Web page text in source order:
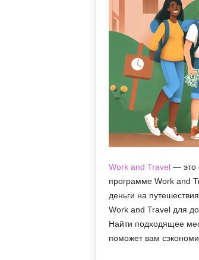
Work and Travel— это
программе Work and
деньги на
Work and Travel для
Найти подходящее
поможет вам